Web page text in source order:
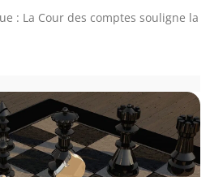
: La Cour des comptes souligne la